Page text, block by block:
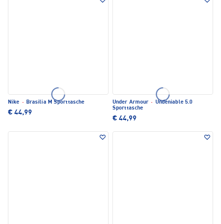
Nike · Brasilia M Sporttasche
€ 44,99
Under Armour · Undeniable 5.0
Sporttasche
€ 44,99